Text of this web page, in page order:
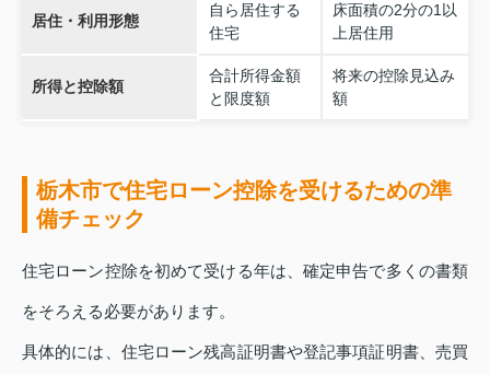
居住・利用形態
自ら居住する
住宅
床面積の2分の1以
上居住用
所得と控除額
合計所得金額
と限度額
将来の控除見込み
額
栃木市で住宅ローン控除を受けるための準
備チェック
住宅ローン控除を初めて受ける年は、確定申告で多くの書類
をそろえる必要があります。
具体的には、住宅ローン残高証明書や登記事項証明書、売買